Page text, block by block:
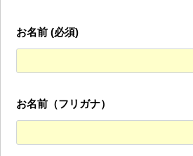
お名前 (必須)
お名前（フリガナ）